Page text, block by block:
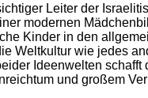
Leiter der
modernen
Kinder in den
Weltkultur wie jedes
Ideenwelten
und großem